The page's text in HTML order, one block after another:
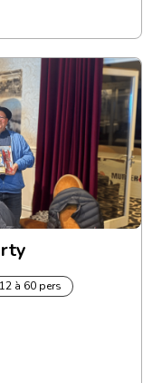
12 à 60 pers